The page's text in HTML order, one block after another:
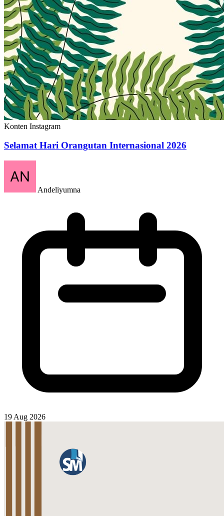
Konten Instagram
Selamat Hari Orangutan Internasional 2026
Andeliyumna
19 Aug 2026